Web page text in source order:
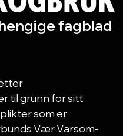
fagblad
til grunn for sitt
som er
Vær Varsom-